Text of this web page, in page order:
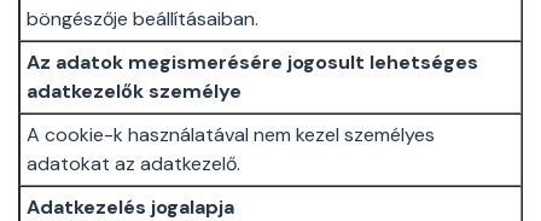
böngészője beállításaiban.
Az adatok megismerésére jogosult lehetséges
adatkezelők személye
A cookie-k használatával nem kezel személyes
adatokat az adatkezelő.
Adatkezelés jogalapja